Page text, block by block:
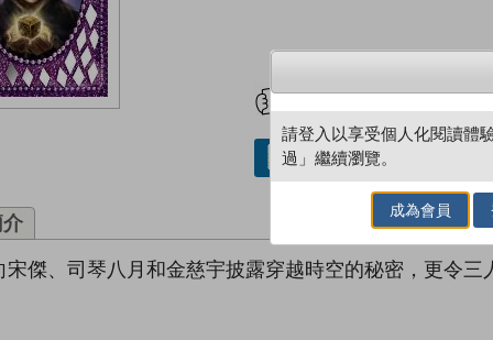
借閱實體書
傑、司琴八月和金慈宇披露穿越時空的秘密，更令
請登入以享受個人化閱讀體
過」繼續瀏覽。
成為會員